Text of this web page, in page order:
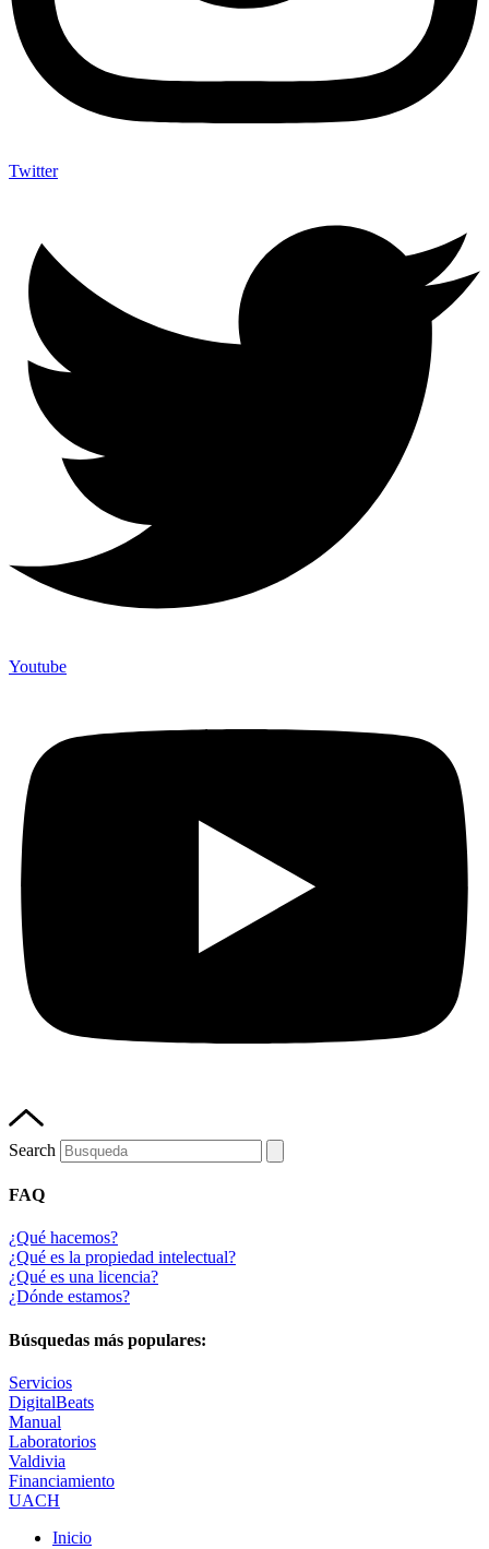
Twitter
Youtube
Search
FAQ
¿Qué hacemos?
¿Qué es la propiedad intelectual?
¿Qué es una licencia?
¿Dónde estamos?
Búsquedas más populares:
Servicios
DigitalBeats
Manual
Laboratorios
Valdivia
Financiamiento
UACH
Inicio